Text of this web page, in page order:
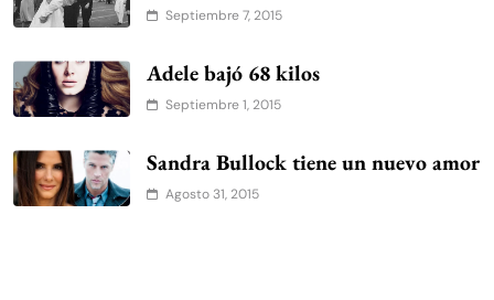
Septiembre 7, 2015
Adele bajó 68 kilos
Septiembre 1, 2015
Sandra Bullock tiene un nuevo amor
Agosto 31, 2015